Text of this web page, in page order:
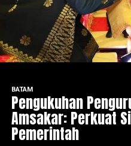
BATAM
Pengukuhan
Amsakar: Perkuat
Pemerintah